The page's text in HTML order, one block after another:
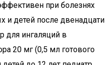
при болезнях
и детей после двенадцати
для ингаляций в
20 мг (0,5 мл готового